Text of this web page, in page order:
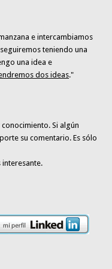
e intercambiamos
teniendo una
una idea e
dos ideas."
. Si algún
su comentario. Es sólo